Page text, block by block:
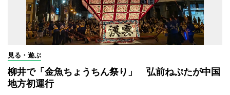
見る・遊ぶ
柳井で「金魚ちょうちん祭り」 弘前ねぷたが中国
地方初運行